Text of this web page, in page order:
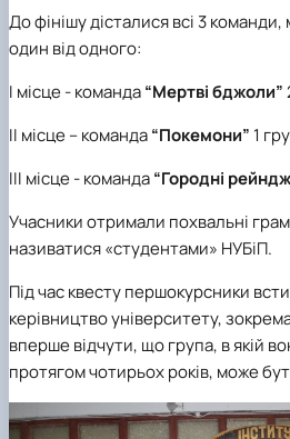
До фінішу дісталися всі 3 команди,
один від одного:
І місце -команда“Мертві бджоли”
ІІ місце – команда“Покемони” 1
ІІІ місце - команда“Городні
Учасники отримали похвальні
називатися «студентами» НУБіП.
Під час квесту першокурсники
керівництво університету,
вперше відчути, що група, в якій
протягом чотирьох років, може